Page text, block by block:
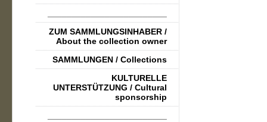
ZUM SAMMLUNGSINHABER /
About the collection owner
SAMMLUNGEN / Collections
KULTURELLE
UNTERSTÜTZUNG / Cultural
sponsorship